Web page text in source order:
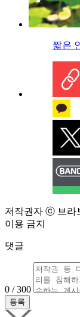
짧은
저작권자 ⓒ 브라
이용 금지
댓글
0 / 300